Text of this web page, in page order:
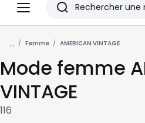
Menu
Redoute
Rechercher
Les
derniers
articles
consultés
... Femme AMERICAN VINTAGE
Mode femme
VINTAGE
116